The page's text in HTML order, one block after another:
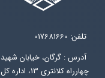
تلفن: 017681660
آدرس : گرگان، خیابان
چهارراه کلانتری